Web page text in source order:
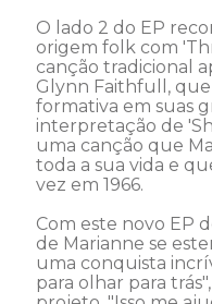
O lado 2 do EP
origem folk com
canção tradicional
Glynn Faithfull,
formativa em suas
interpretação de
uma canção que
toda a sua vida e
vez em 1966.
Com este novo EP
de Marianne se
uma conquista
para olhar para